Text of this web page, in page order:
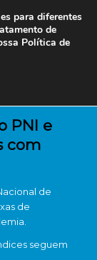
PNI e
com
de
de
seguem
para diferentes
de
Política de